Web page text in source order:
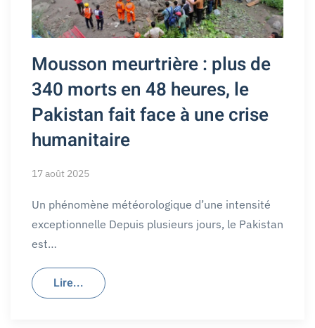
Mousson meurtrière : plus de
340 morts en 48 heures, le
Pakistan fait face à une crise
humanitaire
17 août 2025
Un phénomène météorologique d’une intensité
exceptionnelle Depuis plusieurs jours, le Pakistan
est…
Lire...